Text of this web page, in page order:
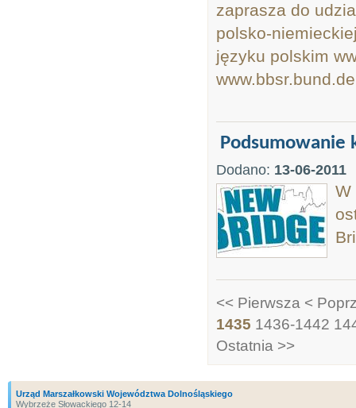
zaprasza do
polsko-
języku polskim
www.bbsr.bund.de
Podsumowanie
Dodano: 13-06-2011
W
<< Pierwsza <
1435 1436-1442
Ostatnia >>
Urząd Marszałkowski Województwa Dolnośląskiego
Wybrzeże Słowackiego 12-14